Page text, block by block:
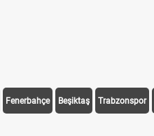
Fenerbahçe Beşiktaş Trabzonspor